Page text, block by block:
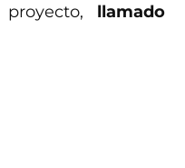
llamado